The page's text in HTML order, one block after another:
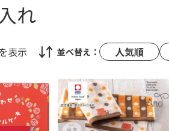
れ
表示 並べ替え： 人気順